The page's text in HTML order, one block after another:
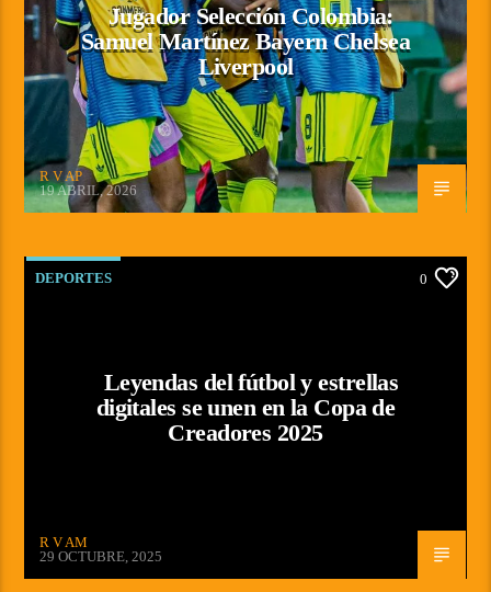
Jugador Selección Colombia:
Samuel Martínez Bayern Chelsea
Liverpool
R V AP
19 ABRIL, 2026
DEPORTES 0
Leyendas del fútbol y estrellas
digitales se unen en la Copa de
Creadores 2025
R V AM
29 OCTUBRE, 2025